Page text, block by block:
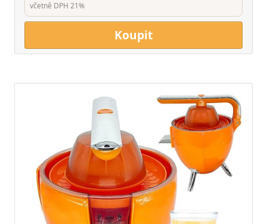
včetně DPH 21%
Koupit